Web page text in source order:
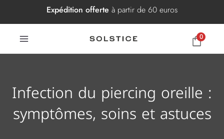
Expédition offerte à partir de 60 euros
0
Infection du piercing oreille :
symptômes, soins et astuces